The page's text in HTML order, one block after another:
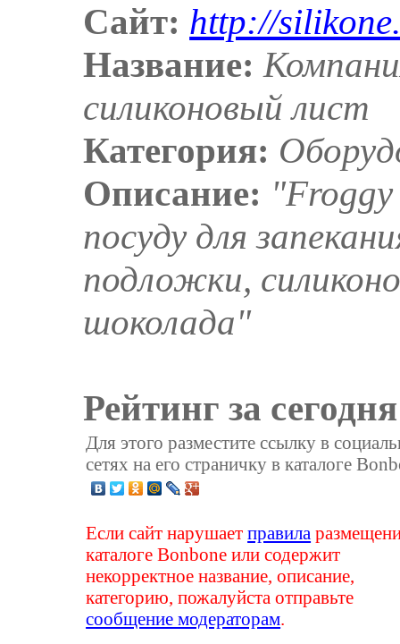
Сайт: http://
Название:
силиконовый лист
Категория:
Описание:
посуду для
подложки,
шоколада"
Рейтинг за
Для этого разместите ссылку в
сетях на его страничку в каталоге
Если сайт нарушаетправила
каталоге Bonbone или содержит
некорректное название, описание,
категорию, пожалуйста отправьте
сообщение модераторам